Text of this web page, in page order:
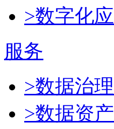
>数字化
服务
>数据治
>数据资